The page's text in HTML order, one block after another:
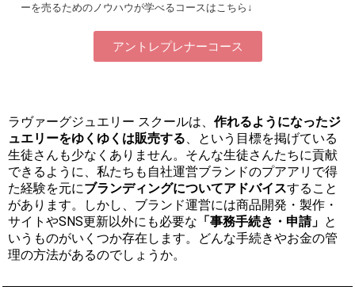
ーを売るためのノウハウが学べるコースはこちら↓
アントレプレナーコース
ラヴァーグジュエリー スクールは、 作れるようになったジ
ュエリーをゆくゆくは販売する 、という目標を掲げている
生徒さんも少なくありません。そんな生徒さんたちに貢献
できるように、私たちも自社運営ブランドのプアアリで得
た経験を元にブランディングについてアドバイスすること
があります。しかし、ブランド運営には商品開発・製作・
サイトやSNS更新以外にも必要な 「事務手続き・申請」 と
いうものがいくつか存在します。どんな手続きやお金の管
理の方法があるのでしょうか。